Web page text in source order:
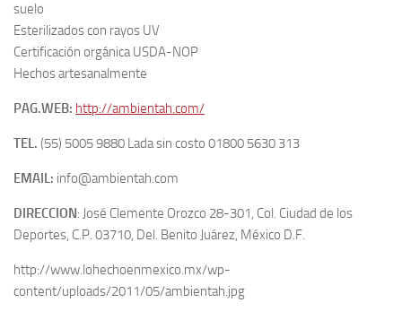
suelo
Esterilizados con rayos UV
Certificación orgánica USDA-NOP
Hechos artesanalmente
PAG.WEB: http://ambientah.com/
TEL. (55) 5005 9880 Lada sin costo 01800 5630 313
EMAIL: info@ambientah.com
DIRECCION: José Clemente Orozco 28-301, Col. Ciudad de los
Deportes, C.P. 03710, Del. Benito Juárez, México D.F.
http://www.lohechoenmexico.mx/wp-
content/uploads/2011/05/ambientah.jpg